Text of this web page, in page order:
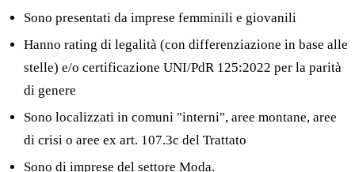
Sono presentati da imprese femminili e giovanili
Hanno rating di legalità (con differenziazione in base alle
stelle) e/o certificazione UNI/PdR 125:2022 per la parità
di genere
Sono localizzati in comuni "interni", aree montane, aree
di crisi o aree ex art. 107.3c del Trattato
Sono di imprese del settore Moda.